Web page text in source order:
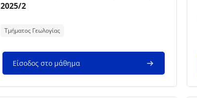
2025/2
Τμήματος Γεωλογίας
Είσοδος στο μάθημα